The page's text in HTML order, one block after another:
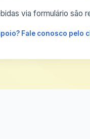
via formulário são
Fale conosco